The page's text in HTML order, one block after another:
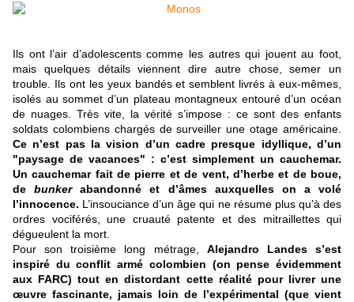
Ils ont l’air d’adolescents comme les autres qui jouent au foot,
mais quelques détails viennent dire autre chose, semer un
trouble. Ils ont les yeux bandés et semblent livrés à eux-mêmes,
isolés au sommet d’un plateau montagneux entouré d’un océan
de nuages. Très vite, la vérité s’impose : ce sont des enfants
soldats colombiens chargés de surveiller une otage américaine.
Ce n’est pas la vision d’un cadre presque idyllique, d’un
"paysage de vacances" : c’est simplement un cauchemar.
Un cauchemar fait de pierre et de vent, d’herbe et de boue,
debunkerabandonné et d’âmes auxquelles on a volé
l’innocence. L’insouciance d’un âge qui ne résume plus qu’à des
ordres vociférés, une cruauté patente et des mitraillettes qui
dégueulent la mort.
Pour son troisième long métrage, Alejandro Landes s’est
inspiré du conflit armé colombien (on pense évidemment
aux FARC) tout en distordant cette réalité pour livrer une
œuvre fascinante, jamais loin de l’expérimental (que vient